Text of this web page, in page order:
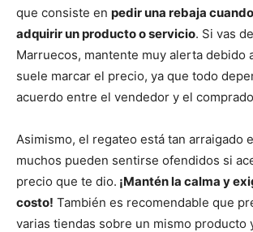
que consiste en pedir una rebaja
adquirir un producto o servicio. Si vas
Marruecos, mantente muy alerta debido
suele marcar el precio, ya que todo
acuerdo entre el vendedor y el
Asimismo, el regateo está tan arraigado
muchos pueden sentirse ofendidos si
precio que te dio. ¡Mantén la calma y
costo! También es recomendable que
varias tiendas sobre un mismo producto